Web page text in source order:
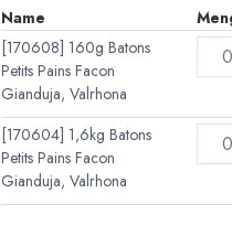
Name
[170608] 160g Batons
Petits Pains Facon
Gianduja, Valrhona
[170604] 1,6kg Batons
Petits Pains Facon
Gianduja, Valrhona